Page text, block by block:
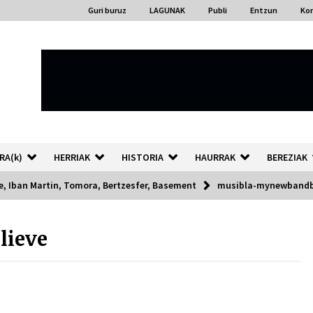
Guri buruz LAGUNAK Publi Entzun
HERRIAK HISTORIA HAURRAK BEREZIAK
Iban Martin, Tomora, Bertzesfer, Basement musibla-